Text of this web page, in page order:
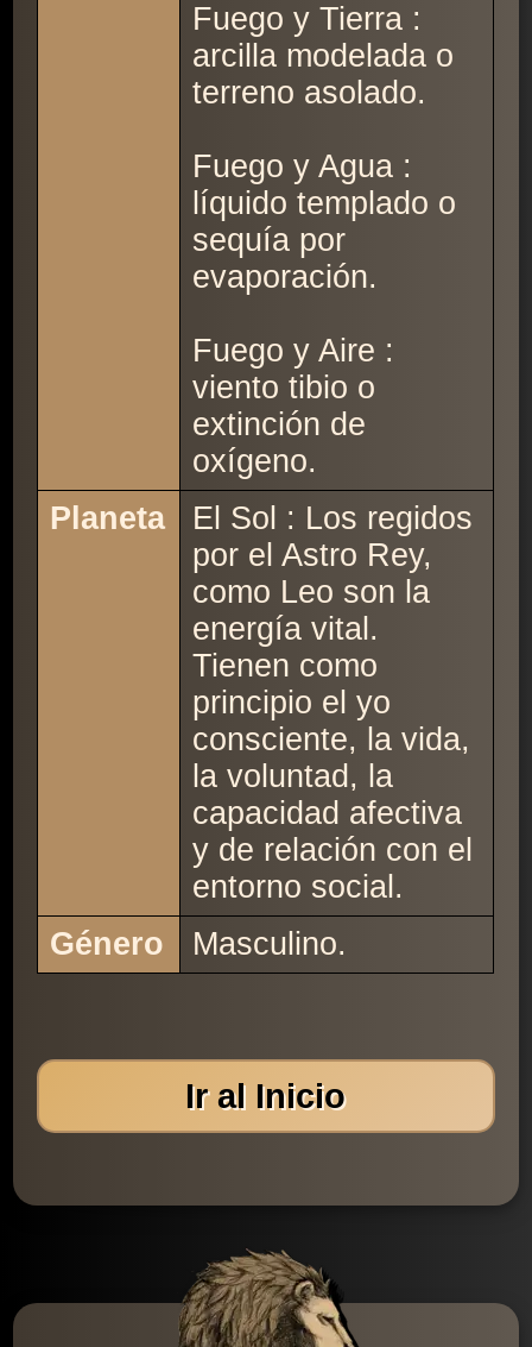
Fuego y Tierra :
arcilla modelada o
terreno asolado.
Fuego y Agua :
líquido templado o
sequía por
evaporación.
Fuego y Aire :
viento tibio o
extinción de
oxígeno.
Planeta
El Sol : Los regidos
por el Astro Rey,
como Leo son la
energía vital.
Tienen como
principio el yo
consciente, la vida,
la voluntad, la
capacidad afectiva
y de relación con el
entorno social.
Género
Masculino.
Ir al Inicio